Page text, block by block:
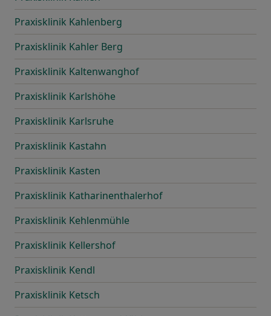
Praxisklinik Kahlenberg
Praxisklinik Kahler Berg
Praxisklinik Kaltenwanghof
Praxisklinik Karlshöhe
Praxisklinik Karlsruhe
Praxisklinik Kastahn
Praxisklinik Kasten
Praxisklinik Katharinenthalerhof
Praxisklinik Kehlenmühle
Praxisklinik Kellershof
Praxisklinik Kendl
Praxisklinik Ketsch